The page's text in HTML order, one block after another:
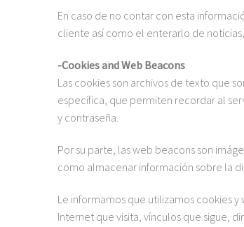
En caso de no contar con esta
cliente así como el enterarlo de
-Cookies and Web Beacons
Las cookies son archivos de texto que
específica, que permiten recordar al
y contraseña.
Por su parte, las web beacons son
como almacenar información sobre la
Le informamos que utilizamos cookies
Internet que visita, vínculos que sigue,